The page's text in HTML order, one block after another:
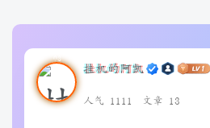
挂机的阿凯
人气 1111 文章 13